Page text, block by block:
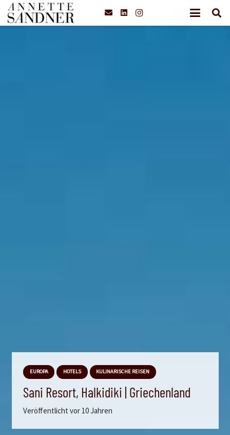
EUROPA HOTELS KULINARISCHE REISEN
Sani Resort, Halkidiki | Griechenland
Veröffentlicht vor 10 Jahren